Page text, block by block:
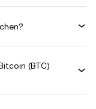
(BTC)